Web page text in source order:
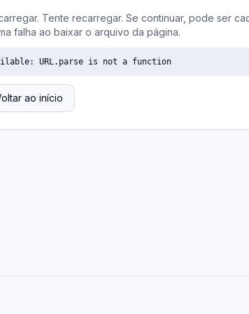
Tente recarregar. Se continuar, pode ser
falha ao baixar o arquivo da página.
URL.parse is not a function
ao início